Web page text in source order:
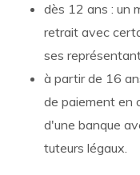
dès 12 ans : un
retrait avec
ses
à partir de 16
de paiement en
d'une banque
tuteurs légaux.